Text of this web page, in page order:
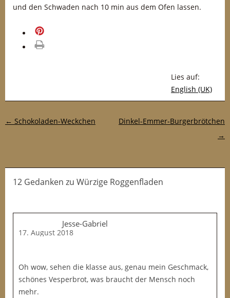
und den Schwaden nach 10 min aus dem Ofen lassen.
Lies auf:
English (UK)
Post-Navigation
← Schokoladen-Weckchen
Dinkel-Emmer-Burgerbrötchen
→
12 Gedanken zu Würzige Roggenfladen
Jesse-Gabriel
17. August 2018
Oh wow, sehen die klasse aus, genau mein Geschmack,
schönes Vesperbrot, was braucht der Mensch noch
mehr.